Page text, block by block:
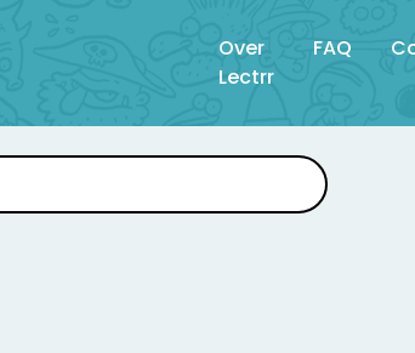
Over
Lectrr
FAQ